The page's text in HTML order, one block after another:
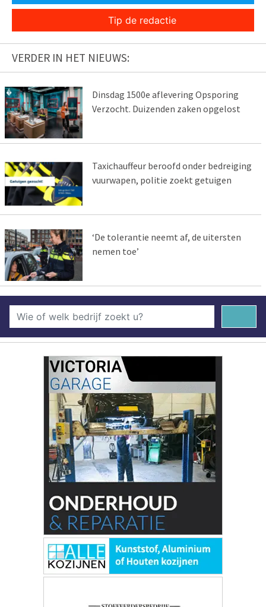
Tip de redactie
VERDER IN HET NIEUWS:
Dinsdag 1500e aflevering Opsporing
Verzocht. Duizenden zaken opgelost
Taxichauffeur beroofd onder bedreiging
vuurwapen, politie zoekt getuigen
‘De tolerantie neemt af, de uitersten
nemen toe’